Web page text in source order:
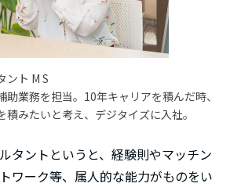
ント M S
業務を担当。10年キャリアを積んだ時、
みたいと考え、デジタイズに入社。
タントというと、経験則やマッチン
ワーク等、属人的な能力がものをい